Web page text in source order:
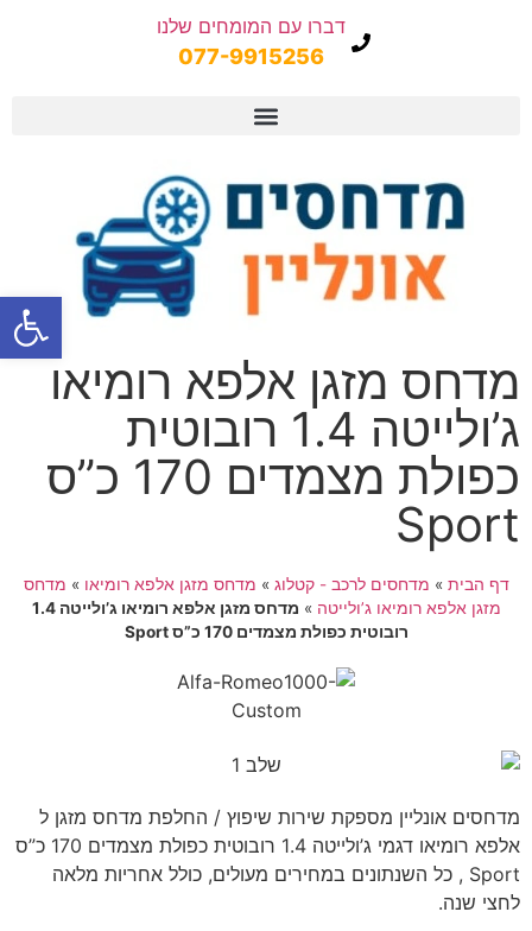
דברו עם המומחים שלנו
077-9915256
מדחס מזגן אלפא רומיאו
ג’ולייטה 1.4 רובוטית
כפולת מצמדים 170 כ”ס
Sport
דף הבית » מדחסים לרכב - קטלוג » מדחס מזגן אלפא רומיאו » מדחס
מזגן אלפא רומיאו ג’ולייטה »
מדחס מזגן אלפא רומיאו ג’ולייטה 1.4
רובוטית כפולת מצמדים 170 כ”ס Sport
מדחסים אונליין מספקת שירות שיפוץ / החלפת מדחס מזגן ל
אלפא רומיאו דגמי ג’ולייטה 1.4 רובוטית כפולת מצמדים 170 כ”ס
Sport , כל השנתונים במחירים מעולים, כולל אחריות מלאה
לחצי שנה.